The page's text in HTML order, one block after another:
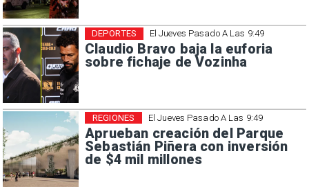
El Jueves Pasado A Las 9:49
Claudio Bravo baja la euforia
sobre fichaje de Vozinha
DEPORTES
El Jueves Pasado A Las 9:49
Aprueban creación del Parque
Sebastián Piñera con inversión
de $4 mil millones
REGIONES